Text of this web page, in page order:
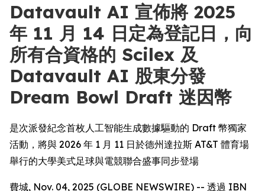
Datavault AI 宣佈將 2025
年 11 月 14 日定為登記日，向
所有合資格的 Scilex 及
Datavault AI 股東分發
Dream Bowl Draft 迷因幣
是次派發紀念首枚人工智能生成數據驅動的 Draft 幣獨家
活動，將與 2026 年 1 月 11 日於德州達拉斯 AT&T 體育場
舉行的大學美式足球與電競聯合盛事同步登場
費城, Nov. 04, 2025 (GLOBE NEWSWIRE) -- 透過 IBN